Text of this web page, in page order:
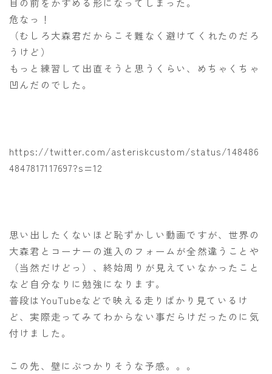
危なっ！
（むしろ大森君だからこそ難なく避けてくれたのだろ
うけど）
もっと練習して出直そうと思うくらい、めちゃくちゃ
凹んだのでした。
https://twitter.com/asteriskcustom/status/148486
4847817117697?s=12
思い出したくないほど恥ずかしい動画ですが、世界の
大森君とコーナーの進入のフォームが全然違うことや
（当然だけどっ）、終始周りが見えていなかったこと
など自分なりに勉強になります。
普段はYouTubeなどで映える走りばかり見ているけ
ど、実際走ってみてわからない事だらけだったのに気
付けました。
この先、壁にぶつかりそうな予感。。。